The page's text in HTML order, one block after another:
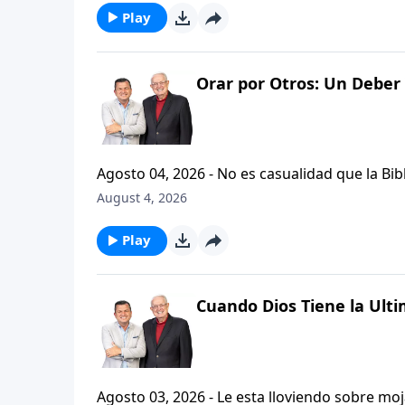
Play
Orar por Otros: Un Deber
Agosto 04, 2026 - No es casualidad que la Biblia contenga
profetas, apostoles...de gente comun y
especifica.
August 4, 2026
Play
Cuando Dios Tiene la
Agosto 03, 2026 - Le esta lloviendo sobre mojado? Siente que el dolor y el sufrimiento se han